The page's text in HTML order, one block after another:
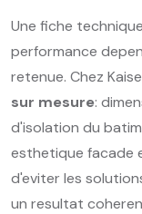
Une fiche
performance
retenue. Chez
sur mesure:
d'isolation du
esthetique facade
d'eviter les
un resultat